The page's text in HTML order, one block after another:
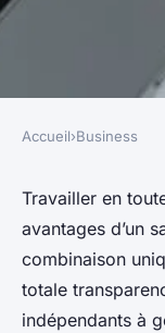
Portage
Baptiste•6
Accueil›Business
Travailler en
avantages d’un
combinaison
totale
indépendants à